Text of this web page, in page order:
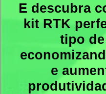
E descubra
kit RTK
tipo
e